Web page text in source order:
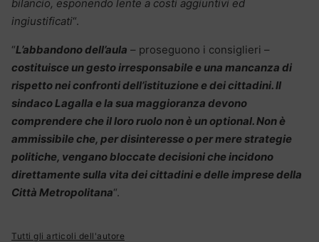
bilancio, esponendo lente a costi aggiuntivi ed
ingiustificati“.
“L’abbandono dell’aula – proseguono i consiglieri –
costituisce un gesto irresponsabile e una mancanza di
rispetto nei confronti dell’istituzione e dei cittadini. Il
sindaco Lagalla e la sua maggioranza devono
comprendere che il loro ruolo non è un optional. Non è
ammissibile che, per disinteresse o per mere strategie
politiche, vengano bloccate decisioni che incidono
direttamente sulla vita dei cittadini e delle imprese della
Città Metropolitana“.
Tutti gli articoli dell'autore